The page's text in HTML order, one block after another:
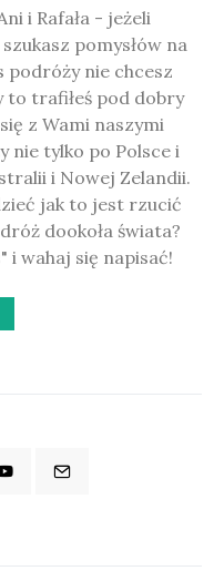
i Rafała - jeżeli
pomysłów na
podróży nie chcesz
to trafiłeś pod dobry
z Wami naszymi
nie tylko po Polsce i
i Nowej Zelandii.
jak to jest rzucić
dookoła świata?
i wahaj się napisać!